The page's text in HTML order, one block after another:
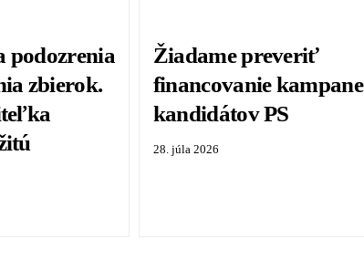
podozrenia
zbierok.
Žiadame preveriť
financovanie kampane
kandidátov PS
28. júla 2026